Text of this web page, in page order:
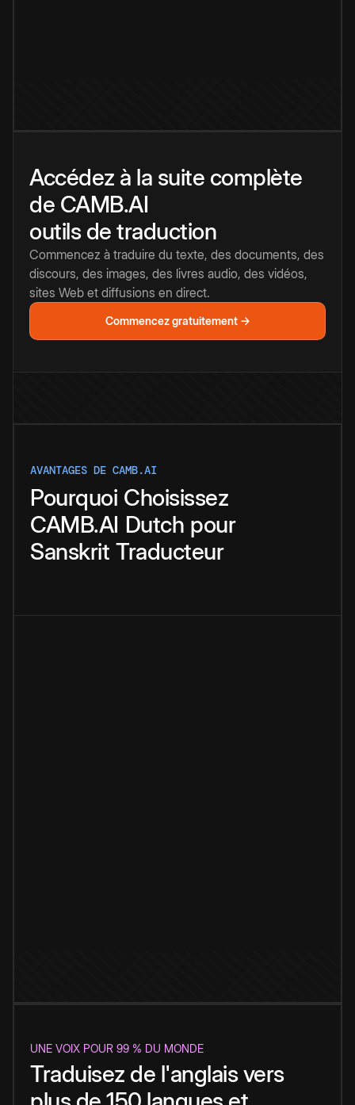
Accédez à la suite complète
de CAMB.AI
outils de traduction
Commencez à traduire du texte, des documents, des
discours, des images, des livres audio, des vidéos,
sites Web et diffusions en direct.
Commencez gratuitement →
AVANTAGES DE CAMB.AI
Pourquoi Choisissez
CAMB.AI Dutch pour
Sanskrit Traducteur
UNE VOIX POUR 99 % DU MONDE
Traduisez de l'anglais vers